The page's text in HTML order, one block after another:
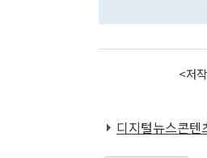
<저
디지털뉴스콘텐